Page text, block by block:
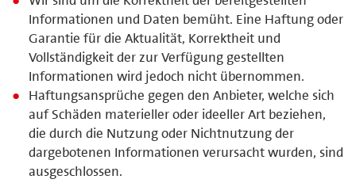
Informationen und Daten bemüht. Eine Haftung oder
Garantie für die Aktualität, Korrektheit und
Vollständigkeit der zur Verfügung gestellten
Informationen wird jedoch nicht übernommen.
Haftungsansprüche gegen den Anbieter, welche sich
auf Schäden materieller oder ideeller Art beziehen,
die durch die Nutzung oder Nichtnutzung der
dargebotenen Informationen verursacht wurden, sind
ausgeschlossen.